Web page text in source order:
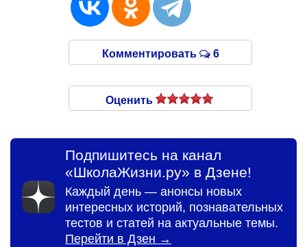
Комментировать 6
Оценить
Подпишитесь на канал
«ШколаЖизни.ру» в Дзене!
Каждый день — анонсы новых
интересных историй, познавательных
тестов и статей на актуальные темы.
Перейти в Дзен →